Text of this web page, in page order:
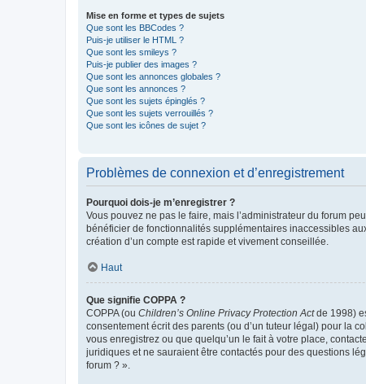
Mise en forme et types de sujets
Que sont les BBCodes ?
Puis-je utiliser le HTML ?
Que sont les smileys ?
Puis-je publier des images ?
Que sont les annonces globales ?
Que sont les annonces ?
Que sont les sujets épinglés ?
Que sont les sujets verrouillés ?
Que sont les icônes de sujet ?
Problèmes de connexion et d’enregistrement
Pourquoi dois-je m’enregistrer ?
Vous pouvez ne pas le faire, mais l’administrateur du forum
bénéficier de fonctionnalités supplémentaires inaccessibles
création d’un compte est rapide et vivement conseillée.
Haut
Que signifie COPPA ?
COPPA (ou Children’s Online Privacy Protection Actde 1998)
consentement écrit des parents (ou d’un tuteur légal) pour la
vous enregistrez ou que quelqu’un le fait à votre place,
juridiques et ne sauraient être contactés pour des questions
forum ? ».